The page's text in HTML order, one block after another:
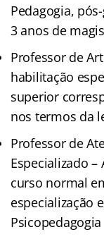
Pedagogia,
3 anos de
Professor de
habilitação
superior
nos termos da
Professor de
Especializado –
curso normal
especialização
Psicopedagogia